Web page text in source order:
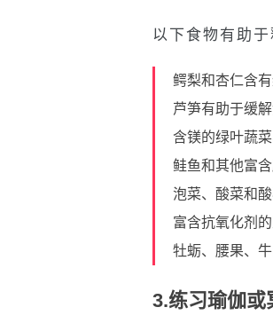
以下食物有助
鳄梨和杏仁含
芦笋有助于缓
含镁的绿叶蔬
鲑鱼和其他富
泡菜、酸菜和
富含抗氧化剂
牡蛎、腰果、
3.练习瑜伽或